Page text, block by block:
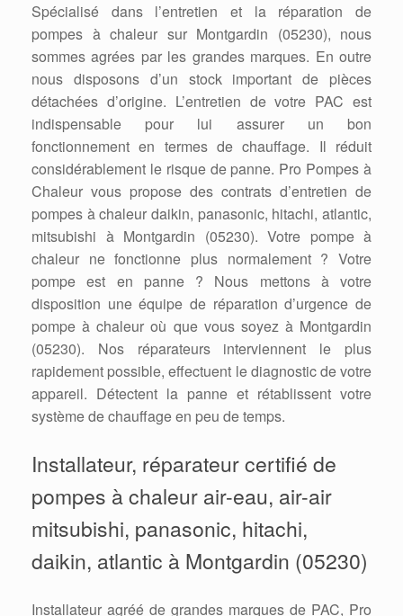
Spécialisé dans l’entretien et la réparation de
pompes à chaleur sur Montgardin (05230), nous
sommes agrées par les grandes marques. En outre
nous disposons d’un stock important de pièces
détachées d’origine. L’entretien de votre PAC est
indispensable pour lui assurer un bon
fonctionnement en termes de chauffage. Il réduit
considérablement le risque de panne. Pro Pompes à
Chaleur vous propose des contrats d’entretien de
pompes à chaleur daikin, panasonic, hitachi, atlantic,
mitsubishi à Montgardin (05230). Votre pompe à
chaleur ne fonctionne plus normalement ? Votre
pompe est en panne ? Nous mettons à votre
disposition une équipe de réparation d’urgence de
pompe à chaleur où que vous soyez à Montgardin
(05230). Nos réparateurs interviennent le plus
rapidement possible, effectuent le diagnostic de votre
appareil. Détectent la panne et rétablissent votre
système de chauffage en peu de temps.
Installateur, réparateur certifié de
pompes à chaleur air-eau, air-air
mitsubishi, panasonic, hitachi,
daikin, atlantic à Montgardin (05230)
Installateur agréé de grandes marques de PAC, Pro